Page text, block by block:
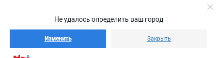
Не удалось определить ваш город
Изменить Закрыть